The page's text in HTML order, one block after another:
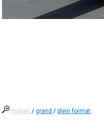
moyen /grand /plein format